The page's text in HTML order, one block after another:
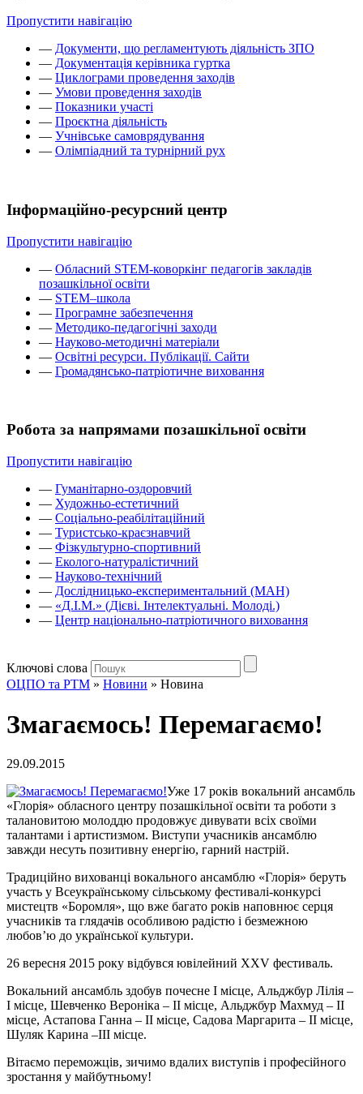
Пропустити навігацію
— Документи, що регламентують діяльність ЗПО
— Документація керівника гуртка
— Циклограми проведення заходів
— Умови проведення заходів
— Показники участі
— Проєктна діяльність
— Учнівське самоврядування
— Олімпіадний та турнірний рух
Інформаційно-ресурсний центр
Пропустити навігацію
— Обласний STEM-коворкінг педагогів закладів
позашкільної освіти
— STEM–школа
— Програмне забезпечення
— Методико-педагогічні заходи
— Науково-методичні матеріали
— Освітні ресурси. Публікації. Сайти
— Громадянсько-патріотичне виховання
Робота за напрямами позашкільної освіти
Пропустити навігацію
— Гуманітарно-оздоровчий
— Художньо-естетичний
— Соціально-реабілітаційний
— Туристсько-краєзнавчий
— Фізкультурно-спортивний
— Еколого-натуралістичний
— Науково-технічний
— Дослідницько-експериментальний (МАН)
— «Д.І.М.» (Дієві. Інтелектуальні. Молоді.)
— Центр національно-патріотичного виховання
Ключові слова
ОЦПО та РТМ » Новини » Новина
Змагаємось! Перемагаємо!
29.09.2015
Уже 17 років вокальний ансамбль
«Глорія» обласного центру позашкільної освіти та роботи з
талановитою молоддю продовжує дивувати всіх своїми
талантами і артистизмом. Виступи учасників ансамблю
завжди несуть позитивну енергію, гарний настрій.
Традиційно вихованці вокального ансамблю «Глорія» беруть
участь у Всеукраїнському сільському фестивалі-конкурсі
мистецтв «Боромля», що вже багато років наповнює серця
учасників та глядачів особливою радістю і безмежною
любов’ю до української культури.
26 вересня 2015 року відбувся ювілейний XXV фестиваль.
Вокальний ансамбль здобув почесне І місце, Альджбур Лілія –
І місце, Шевченко Вероніка – ІІ місце, Альджбур Махмуд – ІІ
місце, Астапова Ганна – ІІ місце, Садова Маргарита – ІІ місце,
Шуляк Карина –ІІІ місце.
Вітаємо переможців, зичимо вдалих виступів і професійного
зростання у майбутньому!